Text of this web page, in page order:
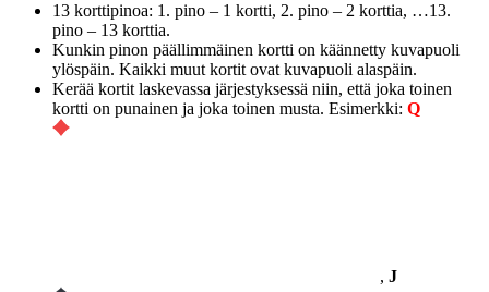
13 korttipinoa: 1. pino – 1 kortti, 2. pino – 2 korttia, …13.
pino – 13 korttia.
Kunkin pinon päällimmäinen kortti on käännetty kuvapuoli
ylöspäin. Kaikki muut kortit ovat kuvapuoli alaspäin.
Kerää kortit laskevassa järjestyksessä niin, että joka toinen
kortti on punainen ja joka toinen musta. Esimerkki: Q
, J